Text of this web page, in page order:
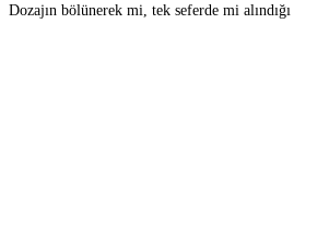
Dozajın bölünerek mi, tek seferde mi alındığı